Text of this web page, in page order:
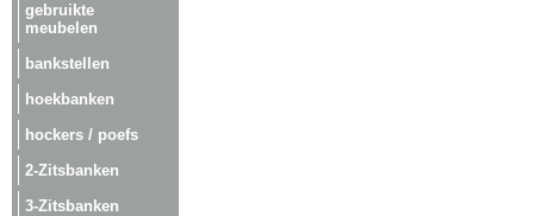
gebruikte
meubelen
bankstellen
hoekbanken
hockers / poefs
2-Zitsbanken
3-Zitsbanken